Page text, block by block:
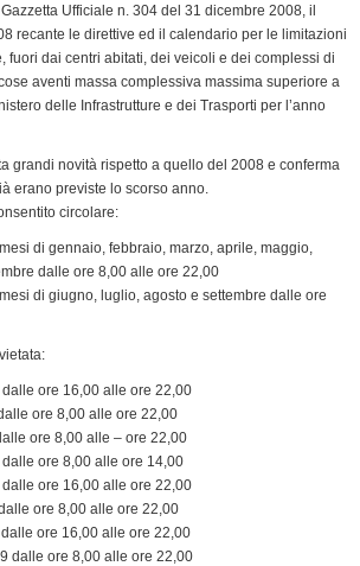
g
a
m
L
n
k
t
F
r
i
n
d
l
y
Ufficiale n. 304 del 31 dicembre 2008, il
recante le direttive ed il calendario per le limitazioni
fuori dai centri abitati, dei veicoli e dei complessi di
aventi massa complessiva massima superiore a
delle Infrastrutture e dei Trasporti per l’anno
grandi novità rispetto a quello del 2008 e conferma
erano previste lo scorso anno.
circolare:
di gennaio, febbraio, marzo, aprile, maggio,
dalle ore 8,00 alle ore 22,00
di giugno, luglio, agosto e settembre dalle ore
ore 16,00 alle ore 22,00
ore 8,00 alle ore 22,00
ore 8,00 alle – ore 22,00
ore 8,00 alle ore 14,00
ore 16,00 alle ore 22,00
ore 8,00 alle ore 22,00
ore 16,00 alle ore 22,00
dalle ore 8,00 alle ore 22,00